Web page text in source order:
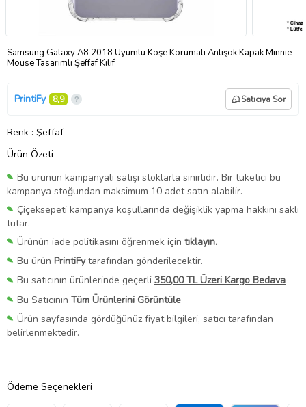
Samsung Galaxy A8 2018 Uyumlu Köşe Korumalı Antişok Kapak Minnie
Mouse Tasarımlı Şeffaf Kılıf
PrintiFy 8,9 Satıcıya Sor
Renk : Şeffaf
Ürün Özeti
Bu ürünün kampanyalı satışı stoklarla sınırlıdır. Bir tüketici bu
kampanya stoğundan maksimum 10 adet satın alabilir.
Çiçeksepeti kampanya koşullarında değişiklik yapma hakkını saklı
tutar.
Ürünün iade politikasını öğrenmek için tıklayın.
Bu ürün PrintiFytarafından gönderilecektir.
Bu satıcının ürünlerinde geçerli 350,00 TL Üzeri Kargo Bedava
Bu Satıcının Tüm Ürünlerini Görüntüle
Ürün sayfasında gördüğünüz fiyat bilgileri, satıcı tarafından
belirlenmektedir.
Ödeme Seçenekleri